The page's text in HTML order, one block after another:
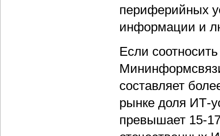
периферийных
информации и
Если
составляет
рынке доля ИТ-
превышает 15-